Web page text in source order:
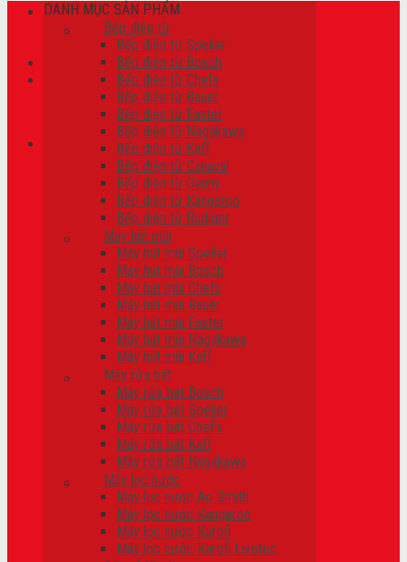
Tìm kiếm:
Giỏ hàng /0₫
Chưa có sản phẩm trong giỏ hàng.
Chưa có sản phẩm trong giỏ hàng.
DANH MỤC SẢN PHẨM
Bếp điện từ
Bếp điện từ Spelier
Bếp điện từ Bosch
Bếp điện từ Chefs
Bếp điện từ Bauer
Bếp điện từ Faster
Bếp điện từ Nagakawa
Bếp điện từ Kaff
Bếp điện từ Canaval
Bếp điện từ Genny
Bếp điện từ Kangaroo
Bếp điện từ Rudiger
Máy hút mùi
Máy hút mùi Spelier
Máy hút mùi Bosch
Máy hút mùi Chefs
Máy hút mùi Bauer
Máy hút mùi Faster
Máy hút mùi Nagakawa
Máy hút mùi Kaff
Máy rửa bát
Máy rửa bát Bosch
Máy rửa bát Spelier
Máy rửa bát Chef’s
Máy rửa bát Kaff
Máy rửa bát Nagakawa
Máy lọc nước
Máy lọc nước Ao Smith
Máy lọc nước Kangaroo
Máy lọc nước Karofi
Máy lọc nước Karofi Livotec